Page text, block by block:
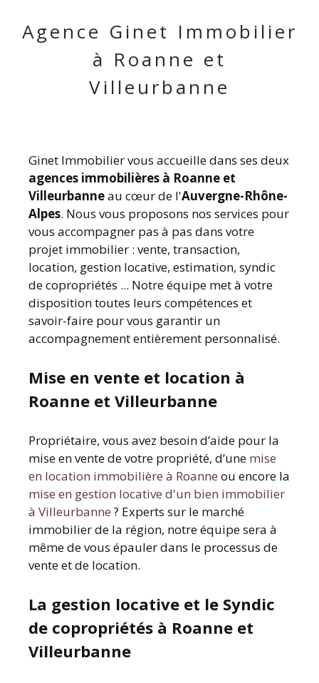
Agence Ginet Immobilier
à Roanne et
Villeurbanne
Ginet Immobilier vous accueille dans ses deux
agences immobilières à Roanne et
Villeurbanneau cœur de l'Auvergne-Rhône-
Alpes. Nous vous proposons nos services pour
vous accompagner pas à pas dans votre
projet immobilier : vente, transaction,
location, gestion locative, estimation, syndic
de copropriétés ... Notre équipe met à votre
disposition toutes leurs compétences et
savoir-faire pour vous garantir un
accompagnement entièrement personnalisé.
Mise en vente et location à
Roanne et Villeurbanne
Propriétaire, vous avez besoin d’aide pour la
mise en vente de votre propriété, d’une mise
en location immobilière à Roanne ou encore la
mise en gestion locative d'un bien immobilier
à Villeurbanne ? Experts sur le marché
immobilier de la région, notre équipe sera à
même de vous épauler dans le processus de
vente et de location.
La gestion locative et le Syndic
de copropriétés à Roanne et
Villeurbanne